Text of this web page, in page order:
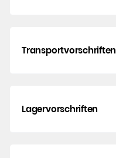
Transportvorschriften
Lagervorschriften